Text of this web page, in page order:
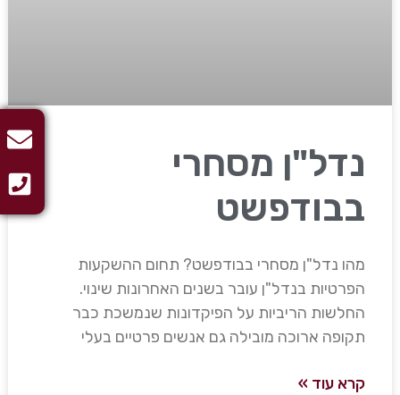
נדל"ן מסחרי
בבודפשט
מהו נדל"ן מסחרי בבודפשט? תחום ההשקעות
הפרטיות בנדל"ן עובר בשנים האחרונות שינוי.
החלשות הריביות על הפיקדונות שנמשכת כבר
תקופה ארוכה מובילה גם אנשים פרטיים בעלי
קרא עוד »